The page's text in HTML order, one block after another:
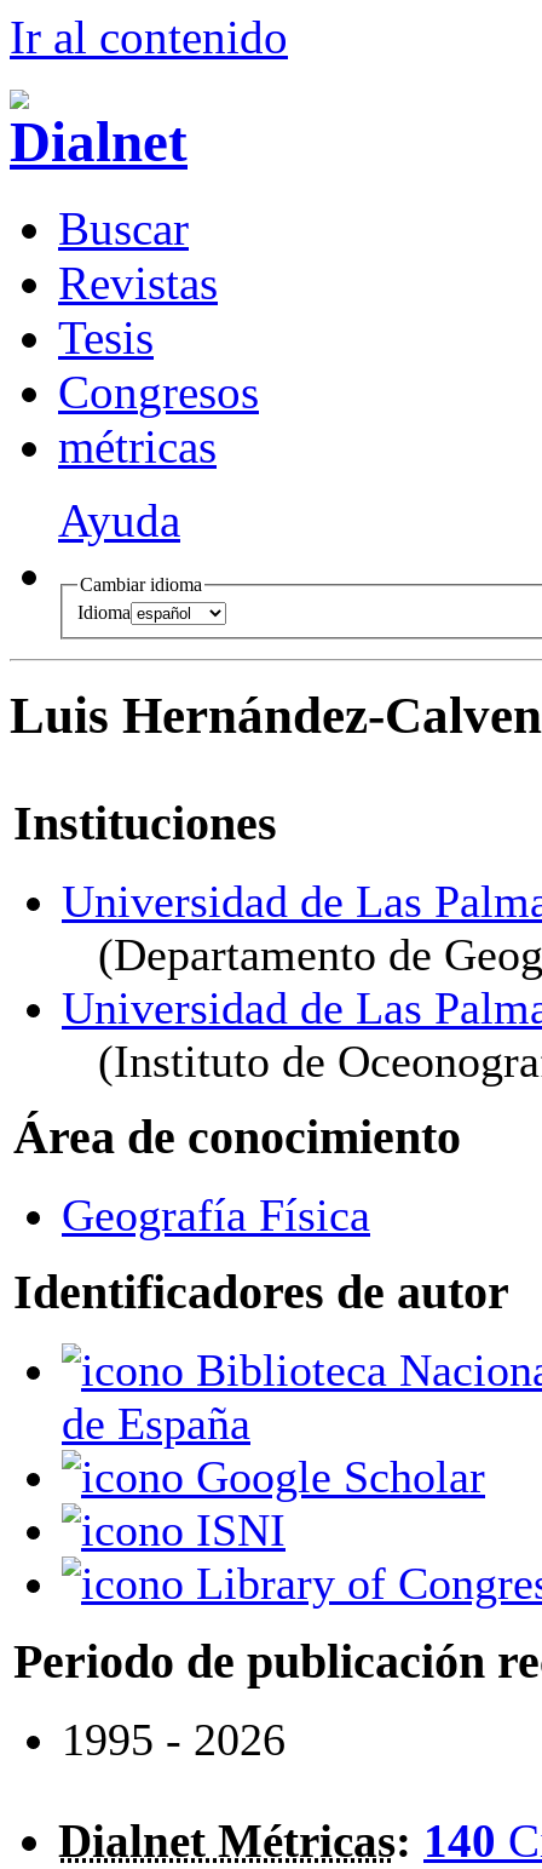
Ir al contenido
Buscar
Revistas
Tesis
Congresos
métricas
Ayuda
Cambiar idioma
Idioma
Luis Hernández-
Instituciones
Universidad de Las
(Departamento de
Universidad de Las
(Instituto de
Área de conocimiento
Geografía Física
Identificadores de autor
de España
Google Scholar
ISNI
Library of
Periodo de publicación
1995 - 2026
Dialnet Métricas: 140